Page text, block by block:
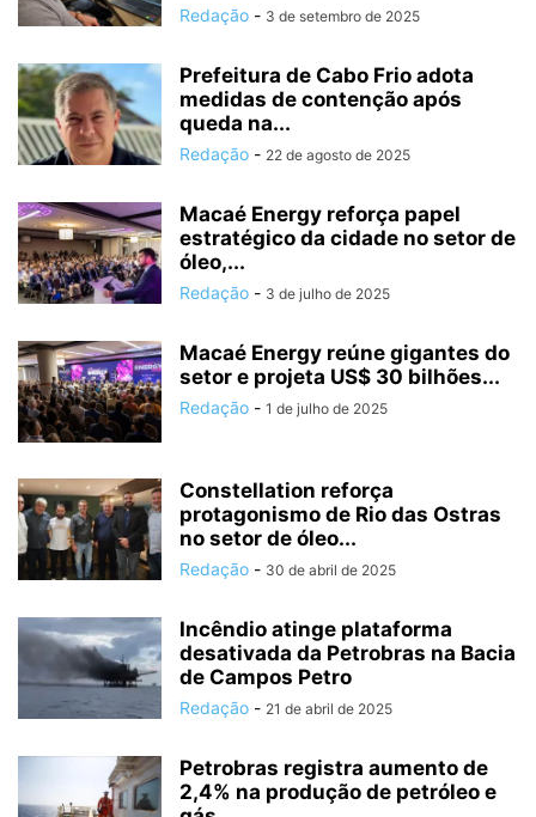
Redação - 3 de setembro de 2025
Prefeitura de Cabo Frio adota
medidas de contenção após
queda na...
Redação - 22 de agosto de 2025
Macaé Energy reforça papel
estratégico da cidade no setor de
óleo,...
Redação - 3 de julho de 2025
Macaé Energy reúne gigantes do
setor e projeta US$ 30 bilhões...
Redação - 1 de julho de 2025
Constellation reforça
protagonismo de Rio das Ostras
no setor de óleo...
Redação - 30 de abril de 2025
Incêndio atinge plataforma
desativada da Petrobras na Bacia
de Campos Petro
Redação - 21 de abril de 2025
Petrobras registra aumento de
2,4% na produção de petróleo e